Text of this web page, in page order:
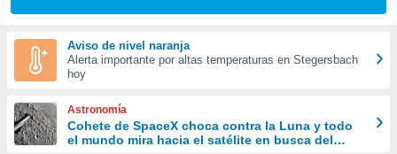
las
y
forma
digital
basada
Aviso de nivel naranja
Alerta importante por altas temperaturas en Stegersbach
hoy
Astronomía
Cohete de SpaceX choca contra la Luna y todo
el mundo mira hacia el satélite en busca del